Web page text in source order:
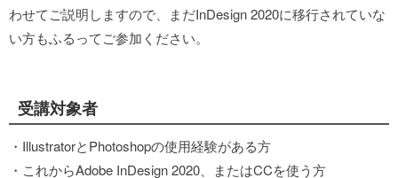
わせてご説明しますので、まだInDesign 2020に移行されていな
い方もふるってご参加ください。
受講対象者
・IllustratorとPhotoshopの使用経験がある方
・これからAdobe InDesign 2020、またはCCを使う方